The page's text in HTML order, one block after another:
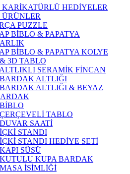
KARİKATÜRLÜ HEDİYELER
PUZZLE
BİBLO & PAPATYA
BİBLO & PAPATYA KOLYE
3D TABLO
SERAMİK FİNCAN
ALTLIĞI
ALTLIĞI & BEYAZ
TABLO
SAATİ
STANDI
STANDI HEDİYE SETİ
SÜSÜ
KUPA BARDAK
İSİMLİĞİ